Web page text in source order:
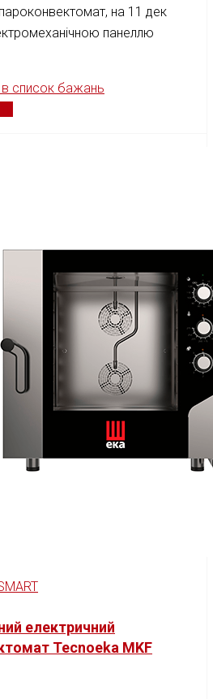
на 11 дек
панеллю
список бажань
електричний
Tecnoeka MKF